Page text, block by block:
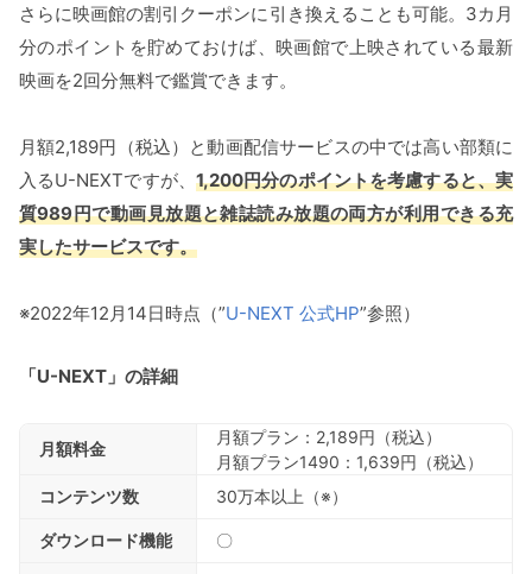
さらに映画館の割引クーポンに引き換えることも可能。3カ月
分のポイントを貯めておけば、映画館で上映されている最新
映画を2回分無料で鑑賞できます。
月額2,189円（税込）と動画配信サービスの中では高い部類に
入るU-NEXTですが、 1,200円分のポイントを考慮すると、実
質989円で動画見放題と雑誌読み放題の両方が利用できる充
実したサービスです。
※2022年12月14日時点（”U-NEXT 公式HP”参照）
「U-NEXT」の詳細
月額料金
月額プラン：2,189円（税込）
月額プラン1490：1,639円（税込）
コンテンツ数
30万本以上（※）
ダウンロード機能 〇